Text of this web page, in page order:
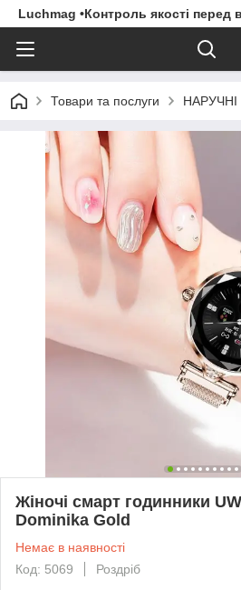
Luchmag •Контроль якості перед
Товари та послуги
Жіночі смарт годинники
Dominika Gold
Немає в наявності
Код: 5069
Роздріб